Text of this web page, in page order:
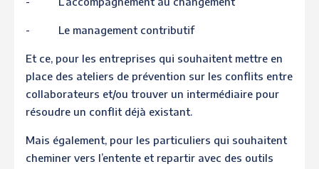
- Le management contributif
Et ce, pour les entreprises qui souhaitent mettre en
place des ateliers de prévention sur les conflits entre
collaborateurs et/ou trouver un intermédiaire pour
résoudre un conflit déjà existant.
Mais également, pour les particuliers qui souhaitent
cheminer vers l’entente et repartir avec des outils